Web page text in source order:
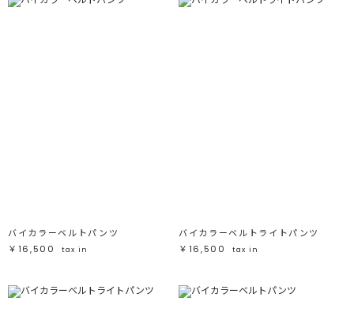
バイカラーベルトパンツ
￥16,500
tax in
バイカラーベルトライトパンツ
￥16,500
tax in